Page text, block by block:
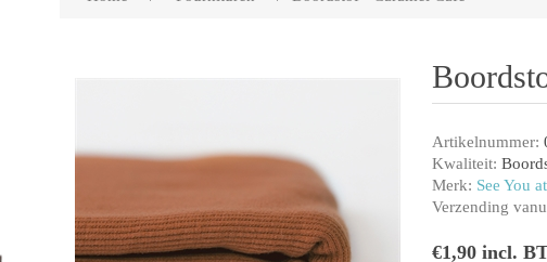
Artikelnummer:
Kwaliteit:
Merk: See You
Verzending
€1,90 incl.